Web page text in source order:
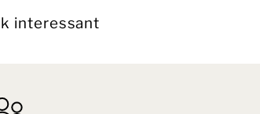
interessant